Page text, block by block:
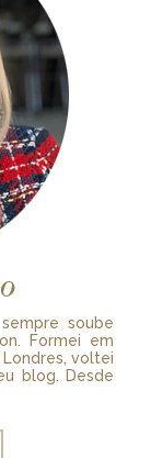
soube
Formei em
voltei
blog. Desde